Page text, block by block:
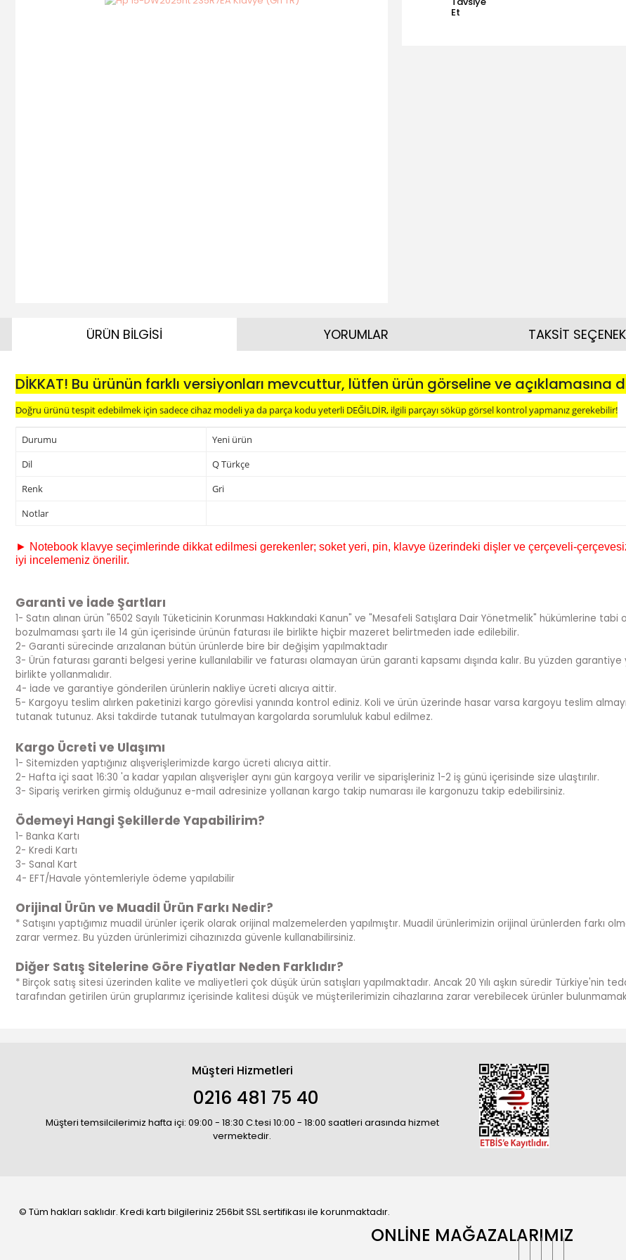
Et
ÜRÜN BİLGİSİ
DİKKAT! Bu ürünün farklı versiyonları mevcuttur, lütfen ürün görseline ve açıklamasına
Doğru ürünü tespit edebilmek için sadece cihaz modeli ya da parça kodu yeterli DEĞİLDİR, ilgili parçayı söküp görsel kontrol yapmanız gerekebilir!
Durumu
Yeni ürün
Dil
Q Türkçe
Renk
Gri
Notlar
► Notebook klavye seçimlerinde dikkat edilmesi gerekenler; soket yeri, pin, klavye üzerindeki dişler ve çerçeveli-
iyi incelemeniz önerilir.
Garanti ve İade Şartları
1- Satın alınan ürün "6502 Sayılı Tüketicinin Korunması Hakkındaki Kanun" ve "Mesafeli Satışlara Dair Yönetmelik" hükümlerine tabi
bozulmaması şartı ile 14 gün içerisinde ürünün faturası ile birlikte hiçbir mazeret belirtmeden iade edilebilir.
2- Garanti sürecinde arızalanan bütün ürünlerde bire bir değişim yapılmaktadır
3- Ürün faturası garanti belgesi yerine kullanılabilir ve faturası olamayan ürün garanti kapsamı dışında kalır. Bu yüzden
birlikte yollanmalıdır.
4- İade ve garantiye gönderilen ürünlerin nakliye ücreti alıcıya aittir.
5- Kargoyu teslim alırken paketinizi kargo görevlisi yanında kontrol ediniz. Koli ve ürün üzerinde hasar varsa kargoyu teslim
tutanak tutunuz. Aksi takdirde tutanak tutulmayan kargolarda sorumluluk kabul edilmez.
Kargo Ücreti ve Ulaşımı
1- Sitemizden yaptığınız alışverişlerimizde kargo ücreti alıcıya aittir.
2- Hafta içi saat 16:30 'a kadar yapılan alışverişler aynı gün kargoya verilir ve siparişleriniz 1-2 iş günü içerisinde size ulaştırılır.
3- Sipariş verirken girmiş olduğunuz e-mail adresinize yollanan kargo takip numarası ile kargonuzu takip edebilirsiniz.
Ödemeyi Hangi Şekillerde Yapabilirim?
1- Banka Kartı
2- Kredi Kartı
3- Sanal Kart
4- EFT/Havale yöntemleriyle ödeme yapılabilir
Orijinal Ürün ve Muadil Ürün Farkı Nedir?
* Satışını yaptığımız muadil ürünler içerik olarak orijinal malzemelerden yapılmıştır. Muadil ürünlerimizin orijinal ürünlerden farkı
zarar vermez. Bu yüzden ürünlerimizi cihazınızda güvenle kullanabilirsiniz.
Diğer Satış Sitelerine Göre Fiyatlar Neden Farklıdır?
* Birçok satış sitesi üzerinden kalite ve maliyetleri çok düşük ürün satışları yapılmaktadır. Ancak 20 Yılı aşkın süredir Türkiye'nin
tarafından getirilen ürün gruplarımız içerisinde kalitesi düşük ve müşterilerimizin cihazlarına zarar verebilecek ürünler
YORUMLAR TAKSİT
Müşteri Hizmetleri
0216 481 75 40
Müşteri temsilcilerimiz hafta içi: 09:00 - 18:30 C.tesi 10:00 - 18:00 saatleri arasında hizmet
vermektedir.
© Tüm hakları saklıdır. Kredi kartı bilgileriniz 256bit SSL sertifikası ile korunmaktadır.
ONLİNE MAĞAZALARIMIZ